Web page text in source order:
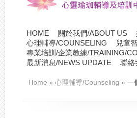
HOME 關於我們/ABOUT US
心理輔導/COUNSELING
兒童
專業培訓/企業教練/TRAINING/
最新消息/NEWS UPDATE
聯絡
Home » 心理輔導/Counseling » 一